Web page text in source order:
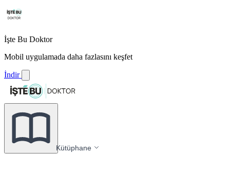
İşte Bu Doktor
Mobil uygulamada daha fazlasını keşfet
İndir
Kütüphane